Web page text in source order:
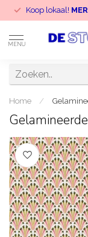
Koop lokaal!
MENU
Home /